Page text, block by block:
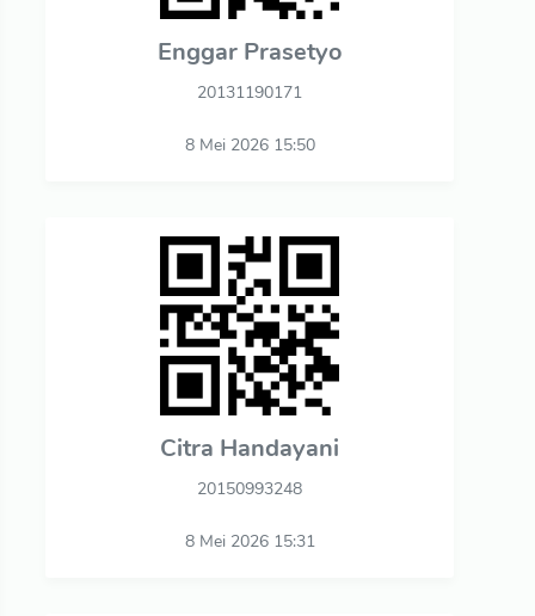
Enggar Prasetyo
20131190171
8 Mei 2026 15:50
Citra Handayani
20150993248
8 Mei 2026 15:31